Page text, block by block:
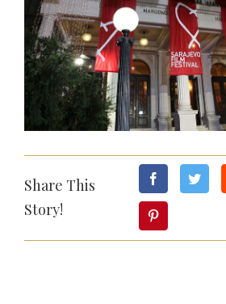
Image
Share This
Story!